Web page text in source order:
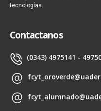
tecnologías.
Contactanos
(0343) 4975141 -